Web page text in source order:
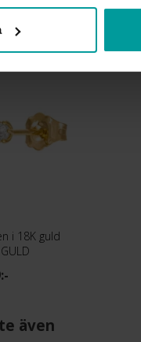
i 18K guld
även